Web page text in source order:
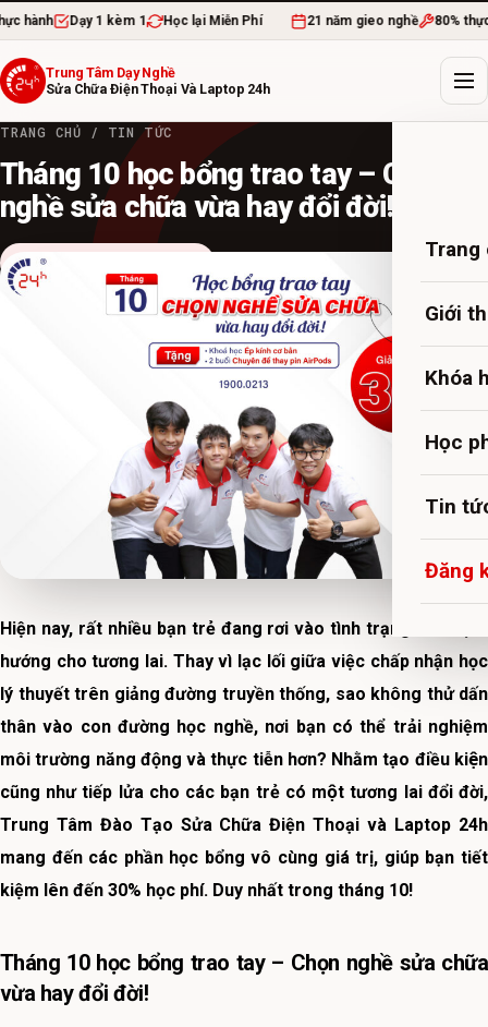
Dạy 1 kèm 1 Học lại Miễn Phí 21 năm gieo nghề 80% thực
Trung Tâm Dạy Nghề
Sửa Chữa Điện Thoại Và Laptop 24h
Trang
Giới
Khóa
Học
Tin
Đăng
TRANG CHỦ / TIN TỨC
Tháng 10 học bổng trao tay – Chọn
nghề sửa chữa vừa hay đổi đời!
Chương trình khuyến mãi 10 PHÚT ĐỌC
Hiện nay, rất nhiều bạn trẻ đang rơi vào tình trạng mất định
hướng cho tương lai. Thay vì lạc lối giữa việc chấp nhận học
lý thuyết trên giảng đường truyền thống, sao không thử dấn
thân vào con đường học nghề, nơi bạn có thể trải nghiệm
môi trường năng động và thực tiễn hơn? Nhằm tạo điều kiện
cũng như tiếp lửa cho các bạn trẻ có một tương lai đổi đời,
Trung Tâm Đào Tạo Sửa Chữa Điện Thoại và Laptop 24h
mang đến các phần học bổng vô cùng giá trị, giúp bạn tiết
kiệm lên đến 30% học phí. Duy nhất trong tháng 10!
Tháng 10 học bổng trao tay – Chọn nghề sửa chữa
vừa hay đổi đời!